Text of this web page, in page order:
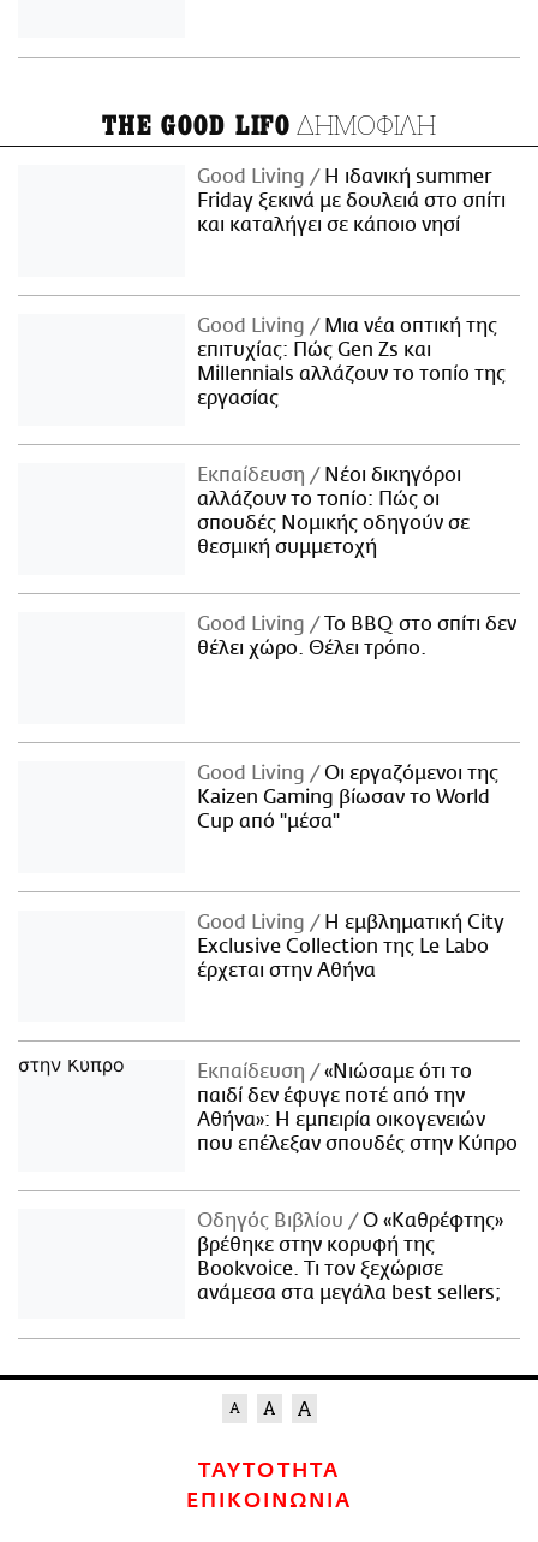
THE GOOD LIFO ΔΗΜΟΦΙΛΗ
Good Living
Η ιδανική summer
Friday ξεκινά με δουλειά στο σπίτι
και καταλήγει σε κάποιο νησί
Good Living
Μια νέα οπτική της
επιτυχίας: Πώς Gen Zs και
Millennials αλλάζουν το τοπίο της
εργασίας
Εκπαίδευση
Νέοι δικηγόροι
αλλάζουν το τοπίο: Πώς οι
σπουδές Νομικής οδηγούν σε
θεσμική συμμετοχή
Good Living
Το BBQ στο σπίτι δεν
θέλει χώρο. Θέλει τρόπο.
Good Living
Οι εργαζόμενοι της
Kaizen Gaming βίωσαν το World
Cup από "μέσα"
Good Living
Η εμβληματική City
Exclusive Collection της Le Labo
έρχεται στην Αθήνα
Εκπαίδευση
«Νιώσαμε ότι το
παιδί δεν έφυγε ποτέ από την
Αθήνα»: Η εμπειρία οικογενειών
που επέλεξαν σπουδές στην Κύπρο
Οδηγός Βιβλίου
Ο «Καθρέφτης»
βρέθηκε στην κορυφή της
Bookvoice. Τι τον ξεχώρισε
ανάμεσα στα μεγάλα best sellers;
ΤΑΥΤΟΤΗΤΑ
ΕΠΙΚΟΙΝΩΝΙΑ